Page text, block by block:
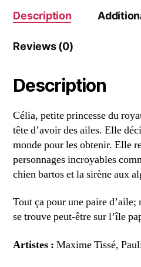
Description
Reviews (0)
Description
Célia, petite princesse du
tête d’avoir des ailes. Elle
monde pour les obtenir. Elle
personnages incroyables
chien bartos et la sirène aux
Tout ça pour une paire
se trouve peut-être sur l’île
Artistes : Maxime Tissé,